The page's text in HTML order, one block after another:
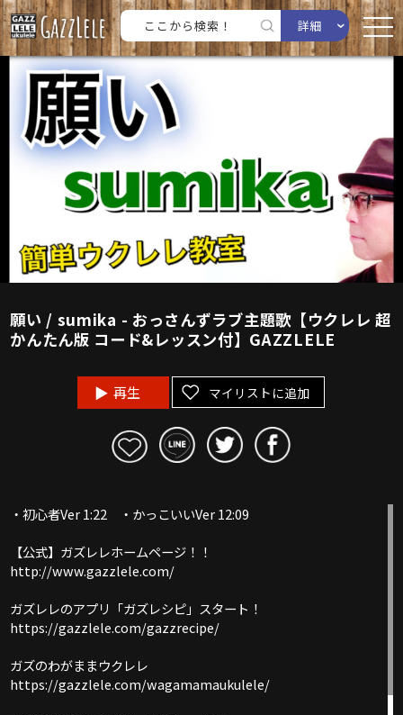
詳細
願い / sumika - おっさんずラブ主題歌【ウクレレ 超
かんたん版 コード&レッスン付】GAZZLELE
再生 マイリストに追加
・初心者Ver 1:22 ・かっこいいVer 12:09
【公式】ガズレレホームページ！！
http://www.gazzlele.com/
ガズレレのアプリ「ガズレシピ」スタート！
https://gazzlele.com/gazzrecipe/
ガズのわがままウクレレ
https://gazzlele.com/wagamamaukulele/